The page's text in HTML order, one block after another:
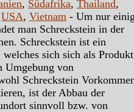
, Südafrika, Thailand,
USA, Vietnam - Um nur
man Schreckstein in der
Schreckstein ist ein
sich sich als
Umgebung von
Schreckstein
ist der Abbau der
sinnvoll bzw. von